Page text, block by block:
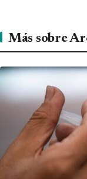
Más sobre